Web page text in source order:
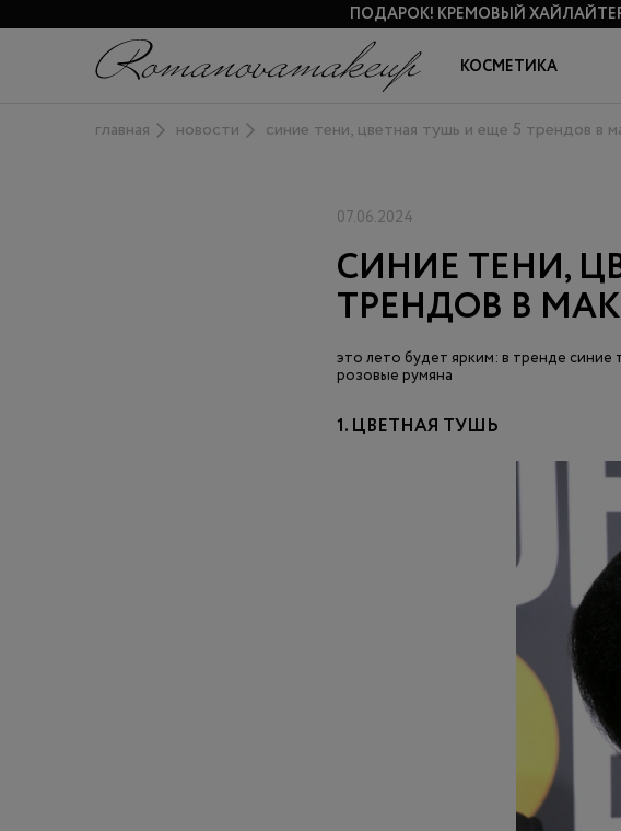
ПОДАРОК! КРЕМОВЫЙ ХАЙЛАЙТЕР
КОСМЕТИКА
главная новости синие тени, цветная тушь и еще 5 трендов в
07.06.2024
СИНИЕ ТЕНИ,
ТРЕНДОВ В
это лето будет ярким: в тренде синие
розовые румяна
1. ЦВЕТНАЯ ТУШЬ